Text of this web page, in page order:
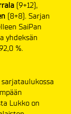
(9+12),
(8+8). Sarjan
SaiPan
yhdeksän
%.
Lukko on